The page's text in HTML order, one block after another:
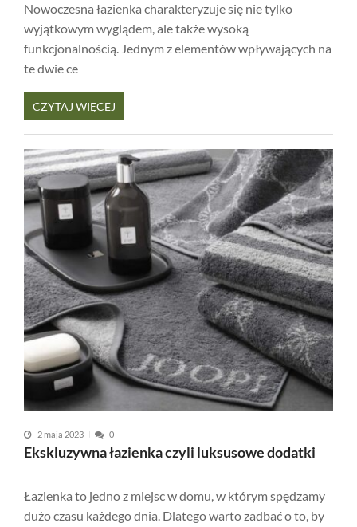
Nowoczesna łazienka charakteryzuje się nie tylko
wyjątkowym wyglądem, ale także wysoką
funkcjonalnością. Jednym z elementów wpływających na
te dwie ce
CZYTAJ WIĘCEJ
2 maja 2023 0
Ekskluzywna łazienka czyli luksusowe dodatki
Łazienka to jedno z miejsc w domu, w którym spędzamy
dużo czasu każdego dnia. Dlatego warto zadbać o to, by